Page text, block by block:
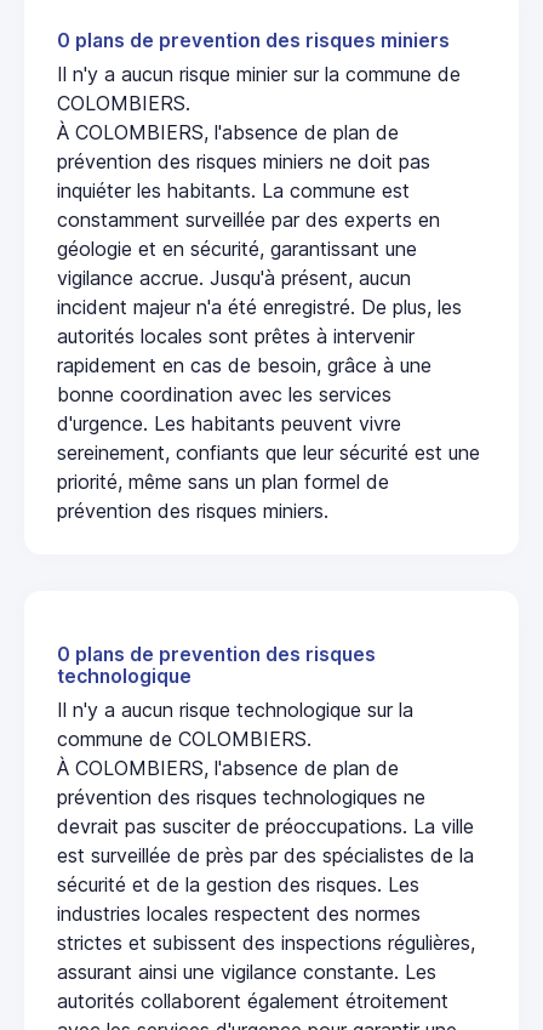
0 plans de prevention des risques miniers
Il n'y a aucun risque minier sur la commune de
COLOMBIERS.
À COLOMBIERS, l'absence de plan de
prévention des risques miniers ne doit pas
inquiéter les habitants. La commune est
constamment surveillée par des experts en
géologie et en sécurité, garantissant une
vigilance accrue. Jusqu'à présent, aucun
incident majeur n'a été enregistré. De plus, les
autorités locales sont prêtes à intervenir
rapidement en cas de besoin, grâce à une
bonne coordination avec les services
d'urgence. Les habitants peuvent vivre
sereinement, confiants que leur sécurité est une
priorité, même sans un plan formel de
prévention des risques miniers.
0 plans de prevention des risques
technologique
Il n'y a aucun risque technologique sur la
commune de COLOMBIERS.
À COLOMBIERS, l'absence de plan de
prévention des risques technologiques ne
devrait pas susciter de préoccupations. La ville
est surveillée de près par des spécialistes de la
sécurité et de la gestion des risques. Les
industries locales respectent des normes
strictes et subissent des inspections régulières,
assurant ainsi une vigilance constante. Les
autorités collaborent également étroitement